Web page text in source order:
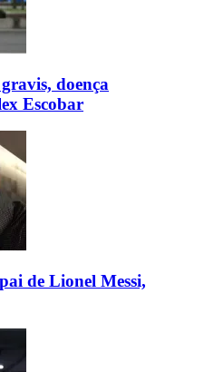
doença
Escobar
de Lionel Messi,